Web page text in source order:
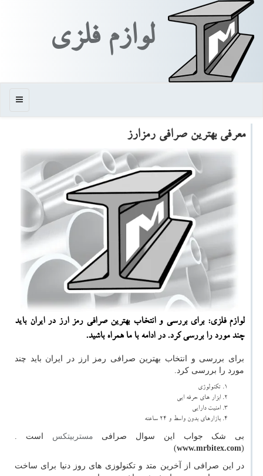
لوازم فلزی
منو
معرفی بهترین صرافی رمزارز
لوازم فلزی: برای بررسی و انتخاب بهترین صرافی رمز ارز در ایران باید
چند مورد را بررسی كرد. در ادامه با ما همراه باشید.
برای بررسی و انتخاب بهترین صرافی رمز ارز در ایران باید چند
مورد را بررسی کرد.
تکنولوژی
ابزار های حرفه ایی
امنیت دارایی
بازارهای بدون واسط و 24 ساعته
بی شک جواب این سوال صرافی مستربیتکس است .
(
www.mrbitex.com
)
در این صرافی از آخرین متد و تکنولوزی های روز دنیا برای ساخت